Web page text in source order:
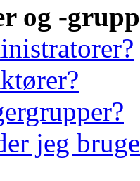
og -
jeg